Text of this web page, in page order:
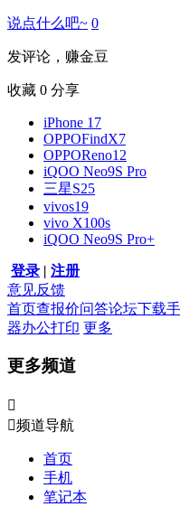
说点什么吧~ 0
发评论，赚金豆
收藏 0 分享
iPhone 17
OPPOFindX7
OPPOReno12
iQOO Neo9S Pro
三星S25
vivos19
vivo X100s
iQOO Neo9S Pro+
登录 | 注册
意见反馈
首页查报价问答论坛下载
器办公打印 更多
更多频道

频道导航
首页
手机
笔记本